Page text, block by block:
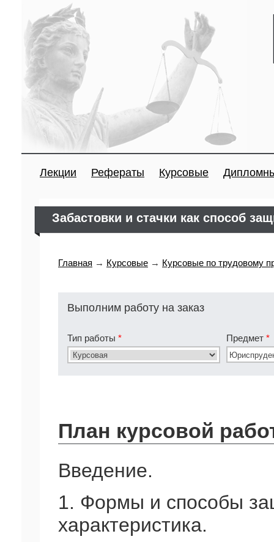
Лекции Рефераты Курсовые
Забастовки и стачки как способ
Главная → Курсовые → Курсовые по трудовому
Выполним работу на заказ
Тип работы * Предмет *
План курсовой
Введение.
1. Формы и способы
характеристика.